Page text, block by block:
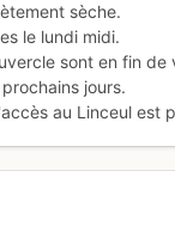
sèche.
le lundi midi.
sont en fin
jours.
au Linceul est